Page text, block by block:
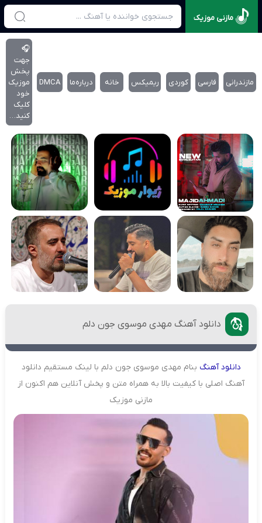
مازنی موزیک
مازندرانی فارسی کوردی ریمیکس خانه درباره‌‌ما DMCA
🎧
جهت
پخش
موزیک
خود
کلیک
کنید…
دانلود آهنگ مهدی موسوی جون دلم
دانلودآهنگ بنام مهدی موسوی جون دلم با لینک مستقیم دانلود
آهنگ اصلی با کیفیت بالا به همراه متن و پخش آنلاین هم اکنون از
مازنی موزیک